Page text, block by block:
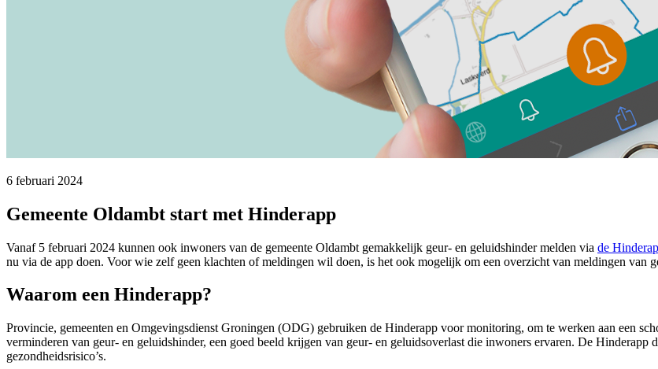
6 februari 2024
Gemeente Oldambt start met Hinderapp
Vanaf 5 februari 2024 kunnen ook inwoners van de gemeente Oldambt gemakkelijk geur- en geluidshinder melden via de
nu via de app doen. Voor wie zelf geen klachten of meldingen wil doen, is het ook mogelijk om een overzicht van meldingen van
Waarom een Hinderapp?
Provincie, gemeenten en Omgevingsdienst Groningen (ODG) gebruiken de Hinderapp voor monitoring, om te werken aan een
verminderen van geur- en geluidshinder, een goed beeld krijgen van geur- en geluidsoverlast die inwoners ervaren. De
gezondheidsrisico’s.